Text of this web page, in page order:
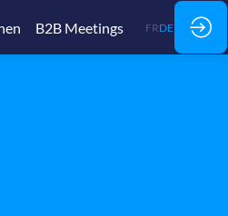
B2B Meetings FRDE